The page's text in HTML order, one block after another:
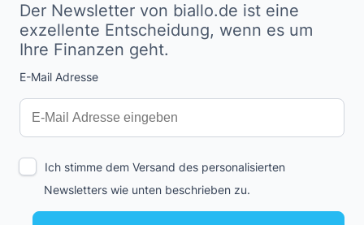
Der Newsletter von biallo.de ist eine
exzellente Entscheidung, wenn es um
Ihre Finanzen geht.
E-Mail Adresse
Interests
Amount
Ich stimme dem Versand des personalisierten
Newsletters wie unten beschrieben zu.